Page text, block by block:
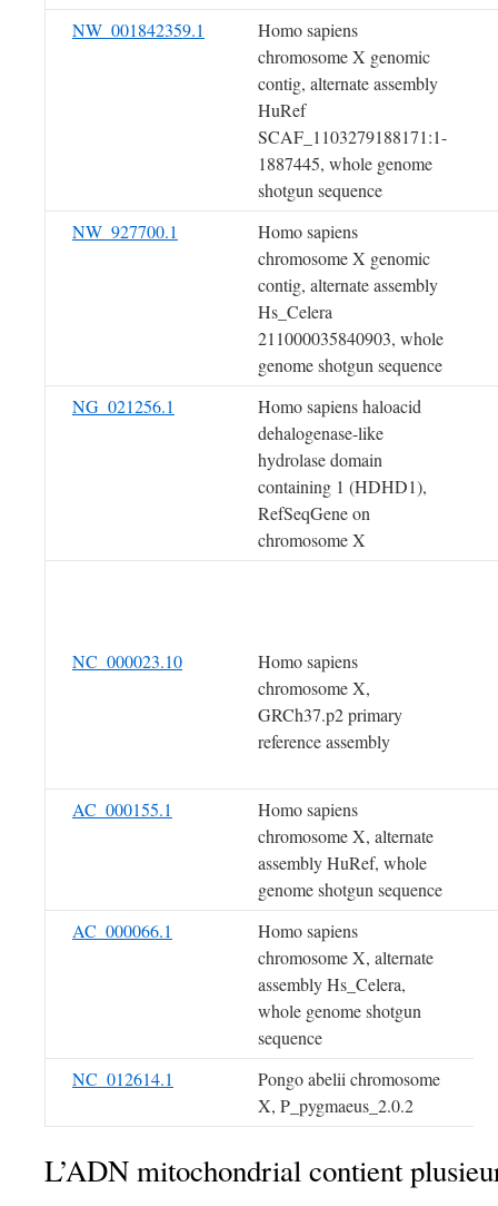
NW_001842359.1
Homo sapiens
chromosome X genomic
contig, alternate assembly
HuRef
SCAF_1103279188171:1-
1887445, whole genome
shotgun sequence
NW_927700.1
Homo sapiens
chromosome X genomic
contig, alternate assembly
Hs_Celera
211000035840903, whole
genome shotgun sequence
NG_021256.1
Homo sapiens haloacid
dehalogenase-like
hydrolase domain
containing 1 (HDHD1),
RefSeqGene on
chromosome X
NC_000023.10
Homo sapiens
chromosome X,
GRCh37.p2 primary
reference assembly
AC_000155.1
Homo sapiens
chromosome X, alternate
assembly HuRef, whole
genome shotgun sequence
AC_000066.1
Homo sapiens
chromosome X, alternate
assembly Hs_Celera,
whole genome shotgun
sequence
NC_012614.1
Pongo abelii chromosome
X, P_pygmaeus_2.0.2
L’ADN mitochondrial contient